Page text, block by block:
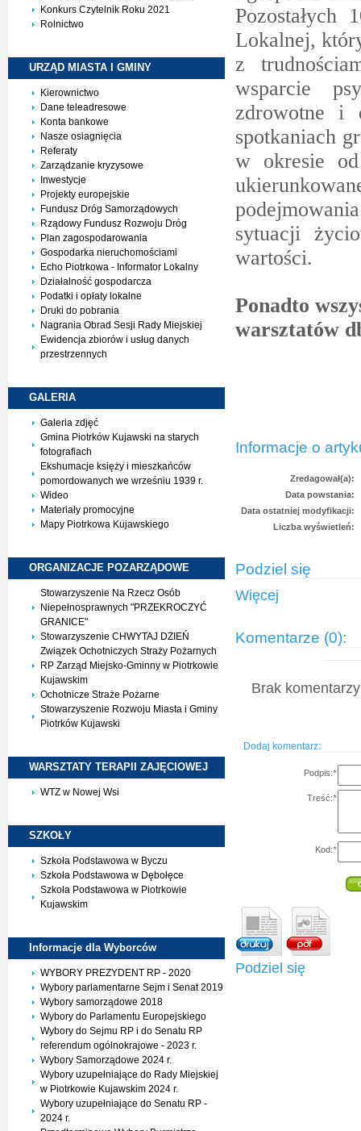
Konkurs Czytelnik Roku 2021
Rolnictwo
URZĄD MIASTA I GMINY
Kierownictwo
Dane teleadresowe
Konta bankowe
Nasze osiagnięcia
Referaty
Zarządzanie kryzysowe
Inwestycje
Projekty europejskie
Fundusz Dróg Samorządowych
Rządowy Fundusz Rozwoju Dróg
Plan zagospodarowania
Gospodarka nieruchomościami
Echo Piotrkowa - Informator Lokalny
Działalność gospodarcza
Podatki i opłaty lokalne
Druki do pobrania
Nagrania Obrad Sesji Rady Miejskiej
Ewidencja zbiorów i usług danych
przestrzennych
GALERIA
Galeria zdjęć
Gmina Piotrków Kujawski na starych
fotografiach
Ekshumacje księży i mieszkańców
pomordowanych we wrześniu 1939 r.
Wideo
Materiały promocyjne
Mapy Piotrkowa Kujawskiego
ORGANIZACJE POZARZĄDOWE
Stowarzyszenie Na Rzecz Osób
Niepełnosprawnych "PRZEKROCZYĆ
GRANICE"
Stowarzyszenie CHWYTAJ DZIEŃ
Związek Ochotniczych Straży Pożarnych
RP Zarząd Miejsko-Gminny w Piotrkowie
Kujawskim
Ochotnicze Straże Pożarne
Stowarzyszenie Rozwoju Miasta i Gminy
Piotrków Kujawski
WARSZTATY TERAPII ZAJĘCIOWEJ
WTZ w Nowej Wsi
SZKOŁY
Szkoła Podstawowa w Byczu
Szkoła Podstawowa w Dębołęce
Szkoła Podstawowa w Piotrkowie
Kujawskim
Informacje dla Wyborców
WYBORY PREZYDENT RP - 2020
Wybory parlamentarne Sejm i Senat 2019
Wybory samorządowe 2018
Wybory do Parlamentu Europejskiego
Wybory do Sejmu RP i do Senatu RP
referendum ogólnokrajowe - 2023 r.
Wybory Samorządowe 2024 r.
Wybory uzupełniające do Rady Miejskiej
w Piotrkowie Kujawskim 2024 r.
Wybory uzupełniające do Senatu RP -
2024 r.
Pozostałych
Lokalnej,
z
wsparcie
zdrowotne i
spotkaniach
w okresie
sytuacji
wartości.
Ponadto
warsztatów
Informacje o
Zredagował(a):
Data powstania:
Data ostatniej modyfikacji:
Liczba wyświetleń:
Podziel się
Więcej
Komentarze (0):
Brak
Dodaj komentarz:
Podpis:*
Treść:*
Kod:*
Podziel się